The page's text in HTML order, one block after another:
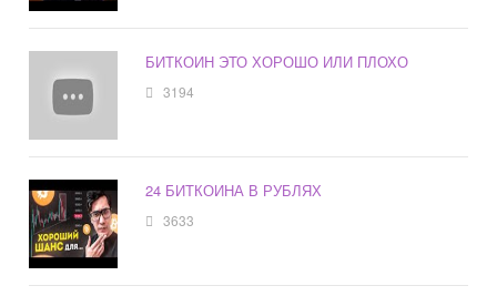
БИТКОИН ЭТО ХОРОШО ИЛИ ПЛОХО
3194
24 БИТКОИНА В РУБЛЯХ
3633